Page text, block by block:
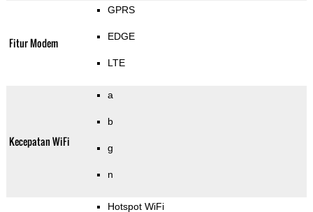
Fitur Modem
GPRS
EDGE
LTE
Kecepatan WiFi
a
b
g
n
Hotspot WiFi